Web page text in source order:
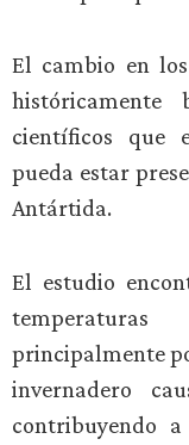
El cambio en
científicos que
pueda estar
Antártida.
El estudio
principalmente
invernadero
contribuyendo